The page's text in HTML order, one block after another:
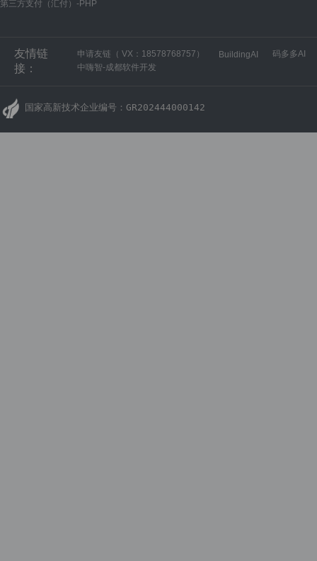
第三方支付（汇付）-PHP
友情链
接：
申请友链（ VX：18578768757） BuildingAI
码多多AI
中嗨智-成都软件开发
国家高新技术企业编号：GR202444000142